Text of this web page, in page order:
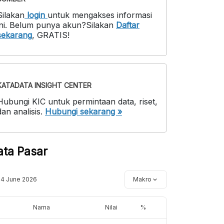
login untuk mengakses informasi
. Belum punya akun?Silakan Daftar
, GRATIS!
INSIGHT CENTER
KIC untuk permintaan data, riset,
analisis. Hubungi sekarang »
Pasar
June 2026 Makro
Nama Nilai %